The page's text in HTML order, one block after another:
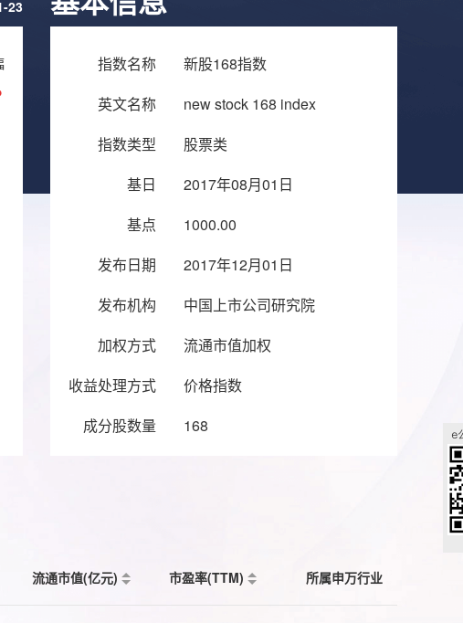
23
指数名称
新股168指数
英文名称
new stock 168 index
指数类型
股票类
基日
2017年08月01日
基点
1000.00
发布日期
2017年12月01日
发布机构
中国上市公司研究院
加权方式
流通市值加权
收益处理方式
价格指数
成分股数量
168
流通市值(亿元) 市盈率(TTM) 所属申万行业